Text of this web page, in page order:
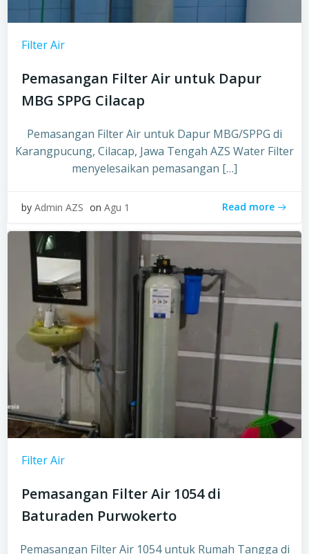
Filter Air
Pemasangan Filter Air untuk Dapur
MBG SPPG Cilacap
Pemasangan Filter Air untuk Dapur MBG/SPPG di
Karangpucung, Cilacap, Jawa Tengah AZS Water Filter
menyelesaikan pemasangan […]
by Admin AZS on Agu 1 Read more
Filter Air
Pemasangan Filter Air 1054 di
Baturaden Purwokerto
Pemasangan Filter Air 1054 untuk Rumah Tangga di